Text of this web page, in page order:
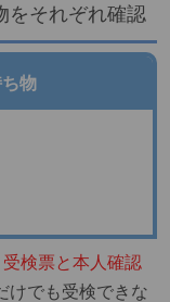
それぞれ確認
物
受検票と本人確認
けでも受検できな